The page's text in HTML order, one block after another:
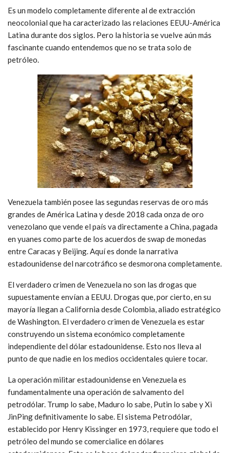
Es un modelo completamente diferente al de extracción
neocolonial que ha caracterizado las relaciones EEUU-América
Latina durante dos siglos. Pero la historia se vuelve aún más
fascinante cuando entendemos que no se trata solo de
petróleo.
Venezuela también posee las segundas reservas de oro más
grandes de América Latina y desde 2018 cada onza de oro
venezolano que vende el país va directamente a China, pagada
en yuanes como parte de los acuerdos de swap de monedas
entre Caracas y Beijing. Aquí es donde la narrativa
estadounidense del narcotráfico se desmorona completamente.
El verdadero crimen de Venezuela no son las drogas que
supuestamente envían a EEUU. Drogas que, por cierto, en su
mayoría llegan a California desde Colombia, aliado estratégico
de Washington. El verdadero crimen de Venezuela es estar
construyendo un sistema económico completamente
independiente del dólar estadounidense. Esto nos lleva al
punto de que nadie en los medios occidentales quiere tocar.
La operación militar estadounidense en Venezuela es
fundamentalmente una operación de salvamento del
petrodólar. Trump lo sabe, Maduro lo sabe, Putin lo sabe y Xi
JinPing definitivamente lo sabe. El sistema Petrodólar,
establecido por Henry Kissinger en 1973, requiere que todo el
petróleo del mundo se comercialice en dólares